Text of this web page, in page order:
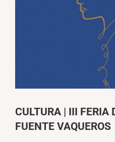
CULTURA | III FERIA
FUENTE VAQUEROS